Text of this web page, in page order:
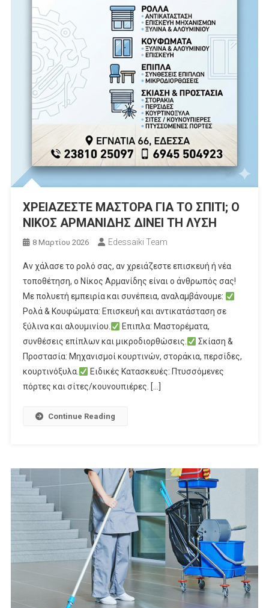
ΧΡΕΙΑΖΕΣΤΕ ΜΑΣΤΟΡΑ ΓΙΑ ΤΟ ΣΠΙΤΙ; Ο
ΝΙΚΟΣ ΑΡΜΑΝΙΔΗΣ ΔΙΝΕΙ ΤΗ ΛΥΣΗ
8 Μαρτίου 2026 Edessaiki Team
Αν χάλασε το ρολό σας, αν χρειάζεστε επισκευή ή νέα
τοποθέτηση, ο Νίκος Αρμανίδης είναι ο άνθρωπός σας!
Με πολυετή εμπειρία και συνέπεια, αναλαμβάνουμε:
Ρολά & Κουφώματα: Επισκευή και αντικατάσταση σε
ξύλινα και αλουμινίου.
Επιπλα: Μαστορέματα,
συνθέσεις επίπλων και μικροδιορθώσεις.
Σκίαση &
Προστασία: Μηχανισμοί κουρτινών, στοράκια, περσίδες,
κουρτινόξυλα.
Ειδικές Κατασκευές: Πτυσσόμενες
πόρτες και σίτες/κουνουπιέρες. […]
Continue Reading